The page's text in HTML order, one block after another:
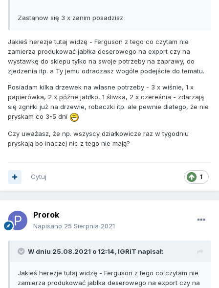
Zastanow się 3 x zanim posadzisz
Jakieś herezje tutaj widzę - Ferguson z tego co czytam nie
zamierza produkować jabłka deserowego na export czy na
wystawkę do sklepu tylko na swoje potrzeby na zaprawy, do
zjedzenia itp. a Ty jemu odradzasz wogóle podejście do tematu.
Posiadam kilka drzewek na własne potrzeby - 3 x wiśnie, 1 x
papierówka, 2 x późne jabłko, 1 śliwka, 2 x czereśnia - zdarzają
się zgniłki już na drzewie, robaczki itp. ale pewnie dlatego, że nie
pryskam co 3-5 dni
Czy uważasz, że np. wszyscy działkowicze raz w tygodniu
pryskają bo inaczej nic z tego nie mają?
1
Cytuj
Prorok
Napisano 25 Sierpnia 2021
W dniu 25.08.2021 o 12:14, IGRiT napisał:
Jakieś herezje tutaj widzę - Ferguson z tego co czytam nie
zamierza produkować jabłka deserowego na export czy na